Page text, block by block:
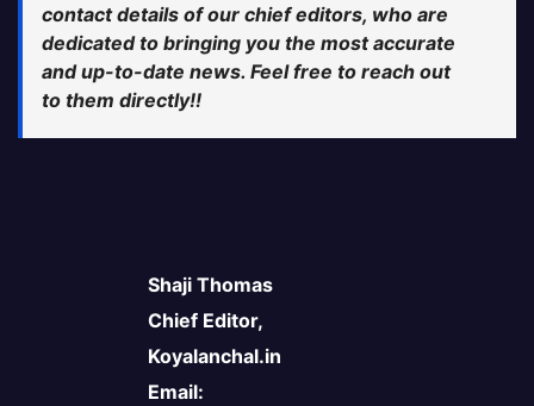
contact details of our chief editors, who are
dedicated to bringing you the most accurate
and up-to-date news. Feel free to reach out
to them directly!!
Shaji Thomas
Chief Editor,
Koyalanchal.in
Email: